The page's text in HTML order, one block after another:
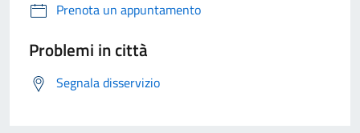
Prenota un appuntamento
Problemi in città
Segnala disservizio